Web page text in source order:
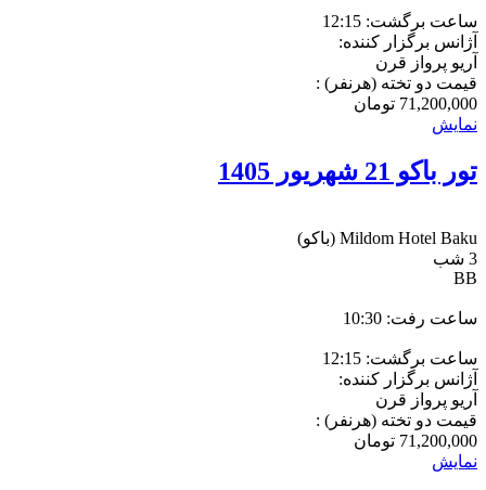
ساعت برگشت: 12:15
آژانس برگزار کننده:
آریو پرواز قرن
قیمت دو تخته (هرنفر) :
71,200,000 تومان
نمایش
تور باکو 21 شهریور 1405
Mildom Hotel Baku (باکو)
3 شب
BB
ساعت رفت: 10:30
ساعت برگشت: 12:15
آژانس برگزار کننده:
آریو پرواز قرن
قیمت دو تخته (هرنفر) :
71,200,000 تومان
نمایش